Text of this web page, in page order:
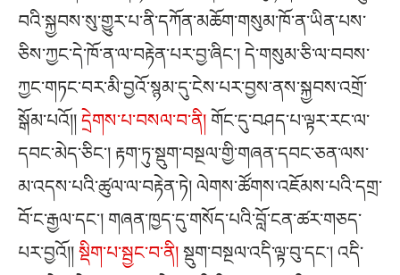
བའི་སྐྱབས་སུ་གྱུར་པ་ནི་དཀོན་མཆོག་གསུམ་ཁོ་ན་ཡིན་པས་
ཅིས་ཀྱང་དེ་ཁོ་ན་ལ་བརྟེན་པར་བྱ་ཞིང༌། དེ་གསུམ་ཅི་ལ་བབས་
ཀྱང་གཏང་བར་མི་བྱའོ་སྙམ་དུ་ངེས་པར་བྱས་ནས་སྐྱབས་འགྲོ་
སྒོམ་པའོ།། དྲེགས་པ་བསལ་བ་ནི། གོང་དུ་བཤད་པ་ལྟར་རང་ལ་
དབང་མེད་ཅིང༌། རྟག་ཏུ་སྡུག་བསྔལ་གྱི་གཞན་དབང་ཅན་ལས་
མ་འདས་པའི་ཚུལ་ལ་བརྟེན་ཏེ། ལེགས་ཚོགས་འཇོམས་པའི་དགྲ་
བོ་ང་རྒྱལ་དང༌། གཞན་ཁྱད་དུ་གསོད་པའི་བློ་ངན་ཚར་གཅད་
པར་བྱའོ།། སྡིག་པ་སྦྱང་བ་ནི། སྡུག་བསྔལ་འདི་ལྟ་བུ་དང༌། འདི་